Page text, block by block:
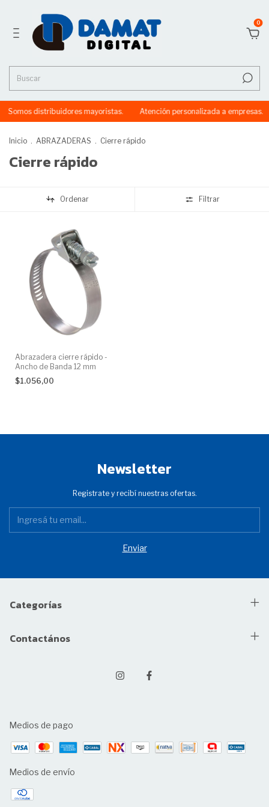
0
Somos distribuidores mayoristas. Atención personalizada a empresas.
Inicio . ABRAZADERAS . Cierre rápido
Cierre rápido
Ordenar Filtrar
Abrazadera cierre rápido -
Ancho de Banda 12 mm
$1.056,00
Newsletter
Registrate y recibí nuestras ofertas.
Categorías
Contactános
Medios de pago
Medios de envío